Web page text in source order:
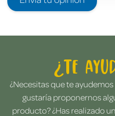
¿Te
¿Necesitas que te
gustaría proponernos
producto? ¿Has realizado